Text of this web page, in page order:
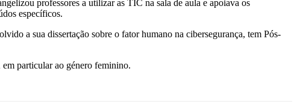
professores a utilizar as TIC na sala de aula e apoiava os
específicos.
a sua dissertação sobre o fator humano na cibersegurança, tem Pós-
em particular ao género feminino.